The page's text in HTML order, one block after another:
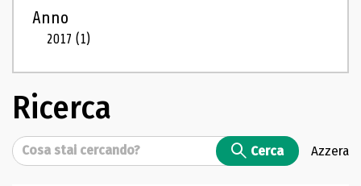
Anno
2017(1)
Ricerca
Cerca Cerca Azzera